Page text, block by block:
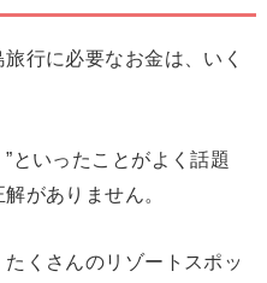
行に必要なお金は、いく
といったことがよく話題
がありません。
くさんのリゾートスポッ